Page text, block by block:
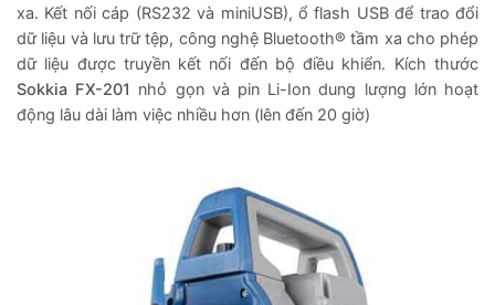
xa. Kết nối cáp (RS232 và miniUSB), ổ flash USB để trao đổi
dữ liệu và lưu trữ tệp, công nghệ Bluetooth® tầm xa cho phép
dữ liệu được truyền kết nối đến bộ điều khiển. Kích thước
Sokkia FX-201 nhỏ gọn và pin Li-Ion dung lượng lớn hoạt
động lâu dài làm việc nhiều hơn (lên đến 20 giờ)